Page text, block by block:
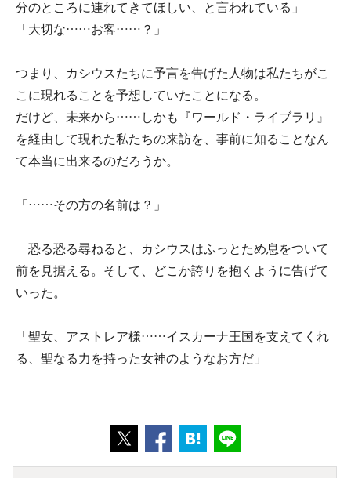
分のところに連れてきてほしい、と言われている」
「大切な……お客……？」
つまり、カシウスたちに予言を告げた人物は私たちがこ
こに現れることを予想していたことになる。
だけど、未来から……しかも『ワールド・ライブラリ』
を経由して現れた私たちの来訪を、事前に知ることなん
て本当に出来るのだろうか。
「……その方の名前は？」
恐る恐る尋ねると、カシウスはふっとため息をついて
前を見据える。そして、どこか誇りを抱くように告げて
いった。
「聖女、アストレア様……イスカーナ王国を支えてくれ
る、聖なる力を持った女神のようなお方だ」